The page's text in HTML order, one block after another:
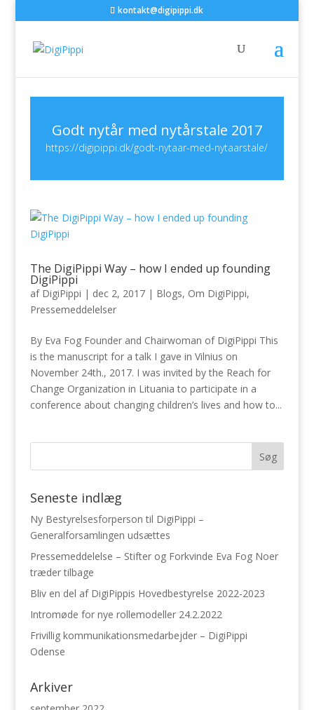
kontakt@digipippi.dk
Godt nytår med nytårstale 2017
https://digipippi.dk/godt-nytaar-med-nytaarstale/
The DigiPippi Way – how I ended up founding
DigiPippi
af DigiPippi | dec 2, 2017| Blogs, Om DigiPippi,
Pressemeddelelser
By Eva Fog Founder and Chairwoman of DigiPippi This
is the manuscript for a talk I gave in Vilnius on
November 24th., 2017. I was invited by the Reach for
Change Organization in Lituania to participate in a
conference about changing children’s lives and how to...
Seneste indlæg
Ny Bestyrelsesforperson til DigiPippi –
Generalforsamlingen udsættes
Pressemeddelelse – Stifter og Forkvinde Eva Fog Noer
træder tilbage
Bliv en del af DigiPippis Hovedbestyrelse 2022-2023
Intromøde for nye rollemodeller 24.2.2022
Frivillig kommunikationsmedarbejder – DigiPippi
Odense
Arkiver